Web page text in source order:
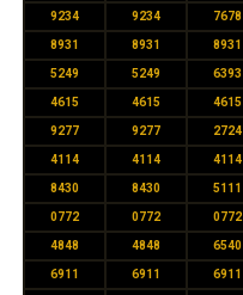
9234 9234 7678
8931 8931 8931
5249 5249 6393
4615 4615 4615
9277 9277 2724
4114 4114 4114
8430 8430 5111
0772 0772 0772
4848 4848 6540
6911 6911 6911